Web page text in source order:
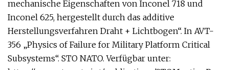
mechanische Eigenschaften von Inconel 718 und
Inconel 625, hergestellt durch das additive
Herstellungsverfahren Draht + Lichtbogen“. In AVT-
356 „Physics of Failure for Military Platform Critical
Subsystems“. STO NATO. Verfügbar unter: